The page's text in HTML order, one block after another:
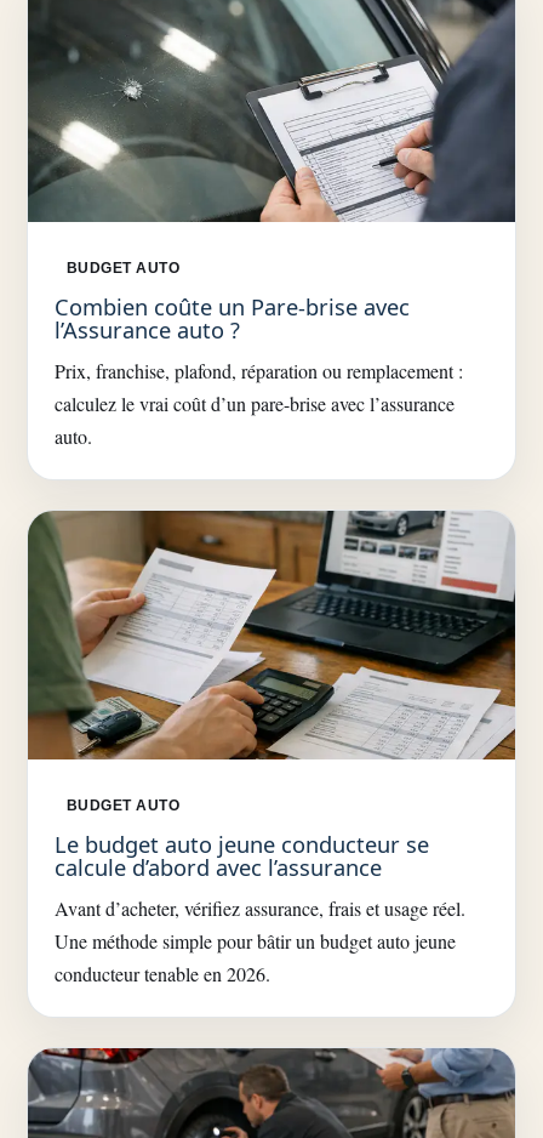
BUDGET AUTO
Combien coûte un Pare-brise avec
l’Assurance auto ?
Prix, franchise, plafond, réparation ou remplacement :
calculez le vrai coût d’un pare-brise avec l’assurance
auto.
BUDGET AUTO
Le budget auto jeune conducteur se
calcule d’abord avec l’assurance
Avant d’acheter, vérifiez assurance, frais et usage réel.
Une méthode simple pour bâtir un budget auto jeune
conducteur tenable en 2026.